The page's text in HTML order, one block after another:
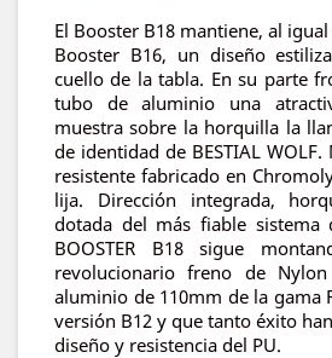
El Booster B18 mantiene, al
Booster B16, un diseño
cuello de la tabla. En su parte
tubo de aluminio una
muestra sobre la horquilla la
de identidad de BESTIAL
resistente fabricado en
lija. Dirección integrada,
dotada del más fiable sistema
BOOSTER B18 sigue
revolucionario freno de
aluminio de 110mm de la gama
versión B12 y que tanto éxito
diseño y resistencia del PU.